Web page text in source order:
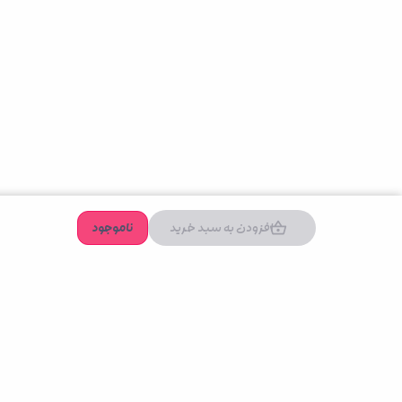
افزودن به سبد خرید ناموجود